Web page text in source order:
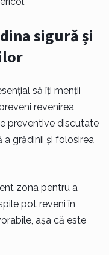
sigură și
să îți menții
revenirea
preventive discutate
a grădinii și folosirea
zona pentru a
pot reveni în
așa că este